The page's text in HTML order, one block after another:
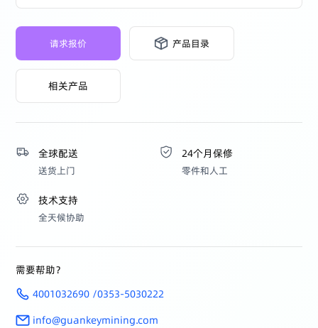
请求报价 产品目录
相关产品
全球配送
送货上门
24个月保修
零件和人工
技术支持
全天候协助
需要帮助？
4001032690 /0353-5030222
info@guankeymining.com